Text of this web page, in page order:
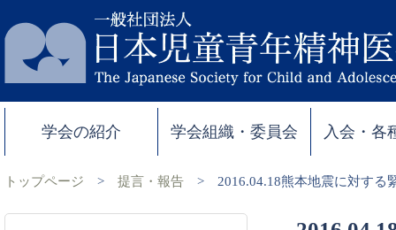
学会の紹介 学会組織・委員会 入会・各
トップページ > 提言・報告 > 2016.04.18熊本地震に対する